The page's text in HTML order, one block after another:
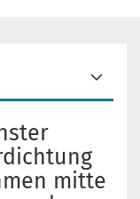
mitte